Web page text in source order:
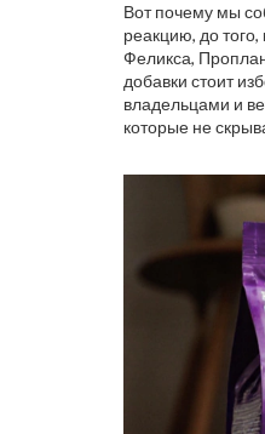
Вот почему мы
реакцию, до
Феликса,
добавки стоит
владельцами и
которые не